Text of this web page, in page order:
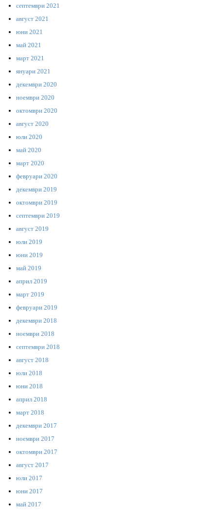
септември 2021
август 2021
юни 2021
май 2021
март 2021
януари 2021
декември 2020
ноември 2020
октомври 2020
август 2020
юли 2020
май 2020
март 2020
февруари 2020
декември 2019
октомври 2019
септември 2019
август 2019
юли 2019
юни 2019
май 2019
април 2019
март 2019
февруари 2019
декември 2018
ноември 2018
септември 2018
август 2018
юли 2018
юни 2018
април 2018
март 2018
декември 2017
ноември 2017
октомври 2017
август 2017
юли 2017
юни 2017
май 2017